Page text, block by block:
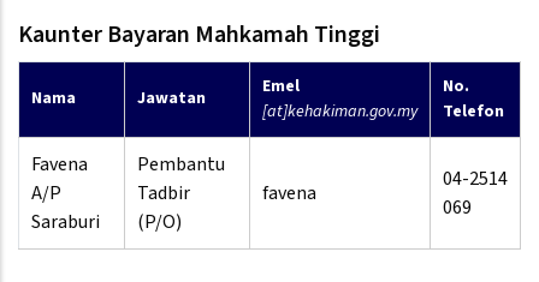
Kaunter Bayaran Mahkamah Tinggi
Nama Jawatan
Emel
[at]kehakiman.gov.my
No.
Telefon
Favena
A/P
Saraburi
Pembantu
Tadbir
(P/O)
favena
04-2514
069